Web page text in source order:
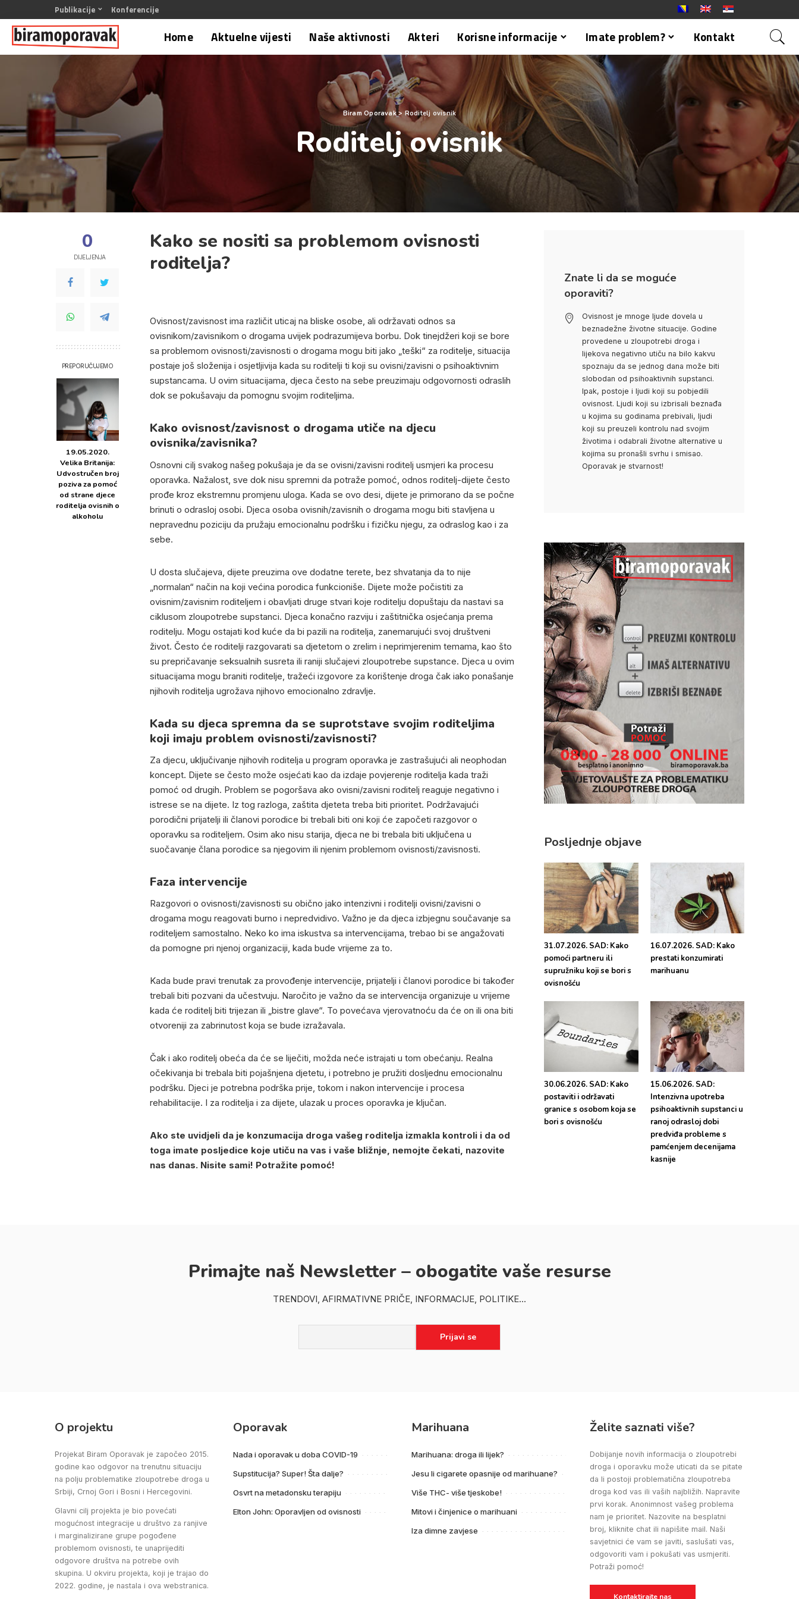
Publikacije Konferencije
Home Aktuelne vijesti Naše aktivnosti Akteri Korisne informacije Imate problem? Kontakt
Biram Oporavak>Roditelj ovisnik
Roditelj ovisnik
0
DIJELJENJA
PREPORUČUJEMO
19.05.2020.
Velika Britanija:
Udvostručen broj
poziva za pomoć
od strane djece
roditelja ovisnih o
alkoholu
Kako se nositi sa problemom ovisnosti
roditelja?
Ovisnost/zavisnost ima različit uticaj na bliske osobe, ali održavati odnos sa
ovisnikom/zavisnikom o drogama uvijek podrazumijeva borbu. Dok tinejdžeri koji se bore
sa problemom ovisnosti/zavisnosti o drogama mogu biti jako „teški“ za roditelje, situacija
postaje još složenija i osjetljivija kada su roditelji ti koji su ovisni/zavisni o psihoaktivnim
supstancama. U ovim situacijama, djeca često na sebe preuzimaju odgovornosti odraslih
dok se pokušavaju da pomognu svojim roditeljima.
Kako ovisnost/zavisnost o drogama utiče na djecu
ovisnika/zavisnika?
Osnovni cilj svakog našeg pokušaja je da se ovisni/zavisni roditelj usmjeri ka procesu
oporavka. Nažalost, sve dok nisu spremni da potraže pomoć, odnos roditelj-dijete često
prođe kroz ekstremnu promjenu uloga. Kada se ovo desi, dijete je primorano da se počne
brinuti o odrasloj osobi. Djeca osoba ovisnih/zavisnih o drogama mogu biti stavljena u
nepravednu poziciju da pružaju emocionalnu podršku i fizičku njegu, za odraslog kao i za
sebe.
U dosta slučajeva, dijete preuzima ove dodatne terete, bez shvatanja da to nije
„normalan“ način na koji većina porodica funkcioniše. Dijete može počistiti za
ovisnim/zavisnim roditeljem i obavljati druge stvari koje roditelju dopuštaju da nastavi sa
ciklusom zloupotrebe supstanci. Djeca konačno razviju i zaštitnička osjećanja prema
roditelju. Mogu ostajati kod kuće da bi pazili na roditelja, zanemarujući svoj društveni
život. Često će roditelji razgovarati sa djetetom o zrelim i neprimjerenim temama, kao što
su prepričavanje seksualnih susreta ili raniji slučajevi zloupotrebe supstance. Djeca u ovim
situacijama mogu braniti roditelje, tražeći izgovore za korištenje droga čak iako ponašanje
njihovih roditelja ugrožava njihovo emocionalno zdravlje.
Kada su djeca spremna da se suprotstave svojim roditeljima
koji imaju problem ovisnosti/zavisnosti?
Za djecu, uključivanje njihovih roditelja u program oporavka je zastrašujući ali neophodan
koncept. Dijete se često može osjećati kao da izdaje povjerenje roditelja kada traži
pomoć od drugih. Problem se pogoršava ako ovisni/zavisni roditelj reaguje negativno i
istrese se na dijete. Iz tog razloga, zaštita djeteta treba biti prioritet. Podržavajući
porodični prijatelji ili članovi porodice bi trebali biti oni koji će započeti razgovor o
oporavku sa roditeljem. Osim ako nisu starija, djeca ne bi trebala biti uključena u
suočavanje člana porodice sa njegovim ili njenim problemom ovisnosti/zavisnosti.
Faza intervencije
Razgovori o ovisnosti/zavisnosti su obično jako intenzivni i roditelji ovisni/zavisni o
drogama mogu reagovati burno i nepredvidivo. Važno je da djeca izbjegnu součavanje sa
roditeljem samostalno. Neko ko ima iskustva sa intervencijama, trebao bi se angažovati
da pomogne pri njenoj organizaciji, kada bude vrijeme za to.
Kada bude pravi trenutak za provođenje intervencije, prijatelji i članovi porodice bi također
trebali biti pozvani da učestvuju. Naročito je važno da se intervencija organizuje u vrijeme
kada će roditelj biti trijezan ili „bistre glave“. To povećava vjerovatnoću da će on ili ona biti
otvoreniji za zabrinutost koja se bude izražavala.
Čak i ako roditelj obeća da će se liječiti, možda neće istrajati u tom obećanju. Realna
očekivanja bi trebala biti pojašnjena djetetu, i potrebno je pružiti dosljednu emocionalnu
podršku. Djeci je potrebna podrška prije, tokom i nakon intervencije i procesa
rehabilitacije. I za roditelja i za dijete, ulazak u proces oporavka je ključan.
Ako ste uvidjeli da je konzumacija droga vašeg roditelja izmakla kontroli i da od
toga imate posljedice koje utiču na vas i vaše bližnje, nemojte čekati, nazovite
nas danas. Nisite sami! Potražite pomoć!
Znate li da se moguće
oporaviti?
Ovisnost je mnoge ljude dovela u
beznadežne životne situacije. Godine
provedene u zloupotrebi droga i
lijekova negativno utiču na bilo kakvu
spoznaju da se jednog dana može biti
slobodan od psihoaktivnih supstanci.
Ipak, postoje i ljudi koji su pobjedili
ovisnost. Ljudi koji su izbrisali beznađa
u kojima su godinama prebivali, ljudi
koji su preuzeli kontrolu nad svojim
životima i odabrali životne alternative u
kojima su pronašli svrhu i smisao.
Oporavak je stvarnost!
Posljednje objave
31.07.2026. SAD: Kako
pomoći partneru ili
supružniku koji se bori s
ovisnošću
16.07.2026. SAD: Kako
prestati konzumirati
marihuanu
30.06.2026. SAD: Kako
postaviti i održavati
granice s osobom koja se
bori s ovisnošću
15.06.2026. SAD:
Intenzivna upotreba
psihoaktivnih supstanci u
ranoj odrasloj dobi
predviđa probleme s
pamćenjem decenijama
kasnije
Primajte naš Newsletter – obogatite vaše resurse
TRENDOVI, AFIRMATIVNE PRIČE, INFORMACIJE, POLITIKE...
O projektu
Projekat Biram Oporavak je započeo 2015.
godine kao odgovor na trenutnu situaciju
na polju problematike zloupotrebe droga u
Srbiji, Crnoj Gori i Bosni i Hercegovini.
Glavni cilj projekta je bio povećati
mogućnost integracije u društvo za ranjive
i marginalizirane grupe pogođene
problemom ovisnosti, te unaprijediti
odgovore društva na potrebe ovih
skupina. U okviru projekta, koji je trajao do
2022. godine, je nastala i ova webstranica.
Oporavak
Nada i oporavak u doba COVID-19
Supstitucija? Super! Šta dalje?
Osvrt na metadonsku terapiju
Elton John: Oporavljen od ovisnosti
Marihuana
Marihuana: droga ili lijek?
Jesu li cigarete opasnije od marihuane?
Više THC- više tjeskobe!
Mitovi i činjenice o marihuani
Iza dimne zavjese
Želite saznati više?
Dobijanje novih informacija o zloupotrebi
droga i oporavku može uticati da se pitate
da li postoji problematična zloupotreba
droga kod vas ili vaših najbližih. Napravite
prvi korak. Anonimnost vašeg problema
nam je prioritet. Nazovite na besplatni
broj, kliknite chat ili napišite mail. Naši
savjetnici će vam se javiti, saslušati vas,
odgovoriti vam i pokušati vas usmjeriti.
Potraži pomoć!
Kontaktirajte nas